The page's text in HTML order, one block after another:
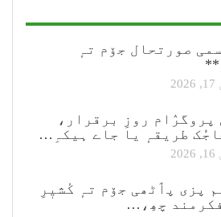
صورتحال جۆم تہٕ
پروگرٛام روزِ برقرار،
طریقہٕ یا جاے ہیکہِ…
پزی پٲٹھی جۆم تہٕ کٔشیٖرِ
چھِ،…